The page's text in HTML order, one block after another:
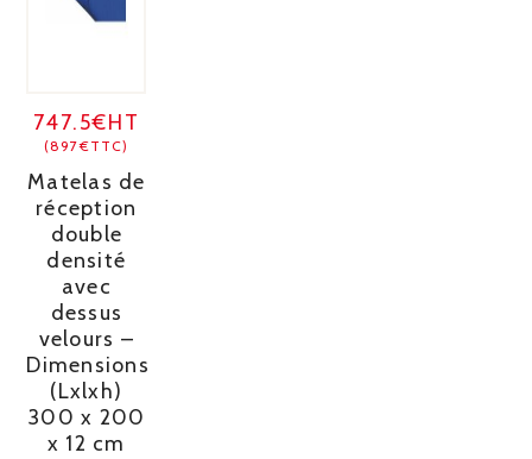
747.5€HT
(897€TTC)
Matelas de
réception
double
densité
avec
dessus
velours –
Dimensions
(Lxlxh)
300 x 200
x 12 cm